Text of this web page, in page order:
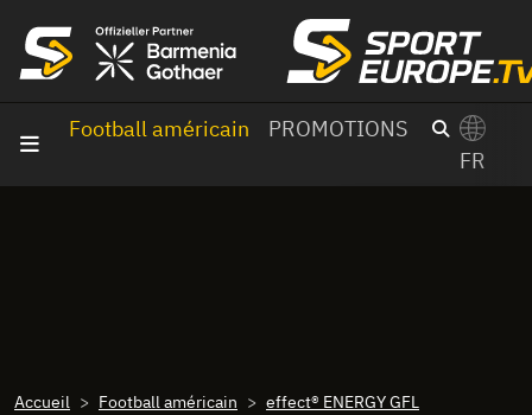
Football américain
PROMOTIONS
FR
Accueil Football américain
effect® ENERGY GFL